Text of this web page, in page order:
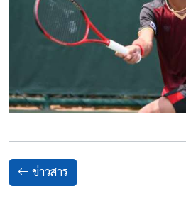
ข่าวสาร